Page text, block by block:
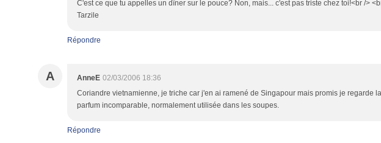
C'est ce que tu appelles un dîner sur le pouce? Non, mais... c'est pas triste chez toi!<br />
Tarzile
Répondre
A AnneE 02/03/2006 18:36
Coriandre vietnamienne, je triche car j'en ai ramené de Singapour mais promis je regarde
parfum incomparable, normalement utilisée dans les soupes.
Répondre